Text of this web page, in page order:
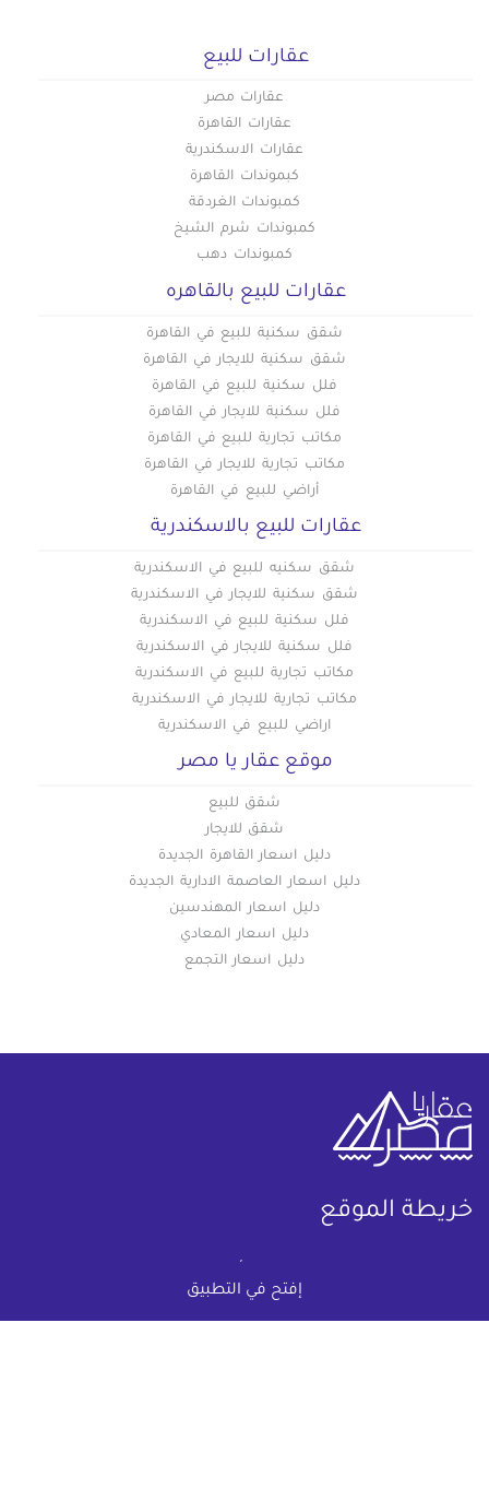
إفتح في التطبيق
عقارات للبيع
عقارات مصر
عقارات القاهرة
عقارات الاسكندرية
كبموندات القاهرة
كمبوندات الغردقة
كمبوندات شرم الشيخ
كمبوندات دهب
عقارات للبيع بالقاهره
شقق سكنية للبيع في القاهرة
شقق سكنية للايجار في القاهرة
فلل سكنية للبيع في القاهرة
فلل سكنية للايجار في القاهرة
مكاتب تجارية للبيع في القاهرة
مكاتب تجارية للايجار في القاهرة
أراضي للبيع في القاهرة
عقارات للبيع بالاسكندرية
شقق سكنيه للبيع في الاسكندرية
شقق سكنية للايجار في الاسكندرية
فلل سكنية للبيع في الاسكندرية
فلل سكنية للايجار في الاسكندرية
مكاتب تجارية للبيع في الاسكندرية
مكاتب تجارية للايجار في الاسكندرية
اراضي للبيع في الاسكندرية
موقع عقار يا مصر
شقق للبيع
شقق للايجار
دليل اسعار القاهرة الجديدة
دليل اسعار العاصمة الادارية الجديدة
دليل اسعار المهندسين
دليل اسعار المعادي
دليل اسعار التجمع
خريطة الموقع